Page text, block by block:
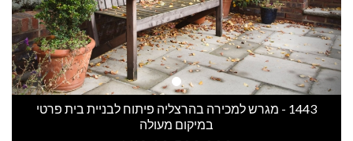
1443 - מגרש למכירה בהרצליה פיתוח לבניית בית פרטי
במיקום מעולה